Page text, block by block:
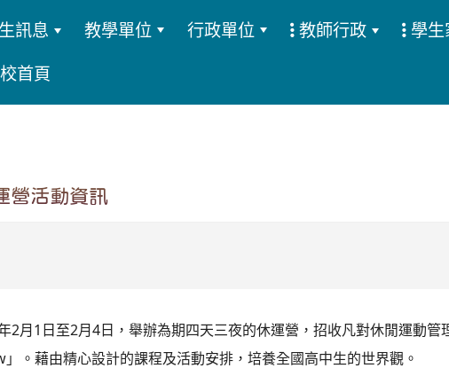
訊息 教學單位 行政單位 教師行政
學
首頁
營活動資訊
2月1日至2月4日，舉辦為期四天三夜的休運營，招收凡對休閒運動
。藉由精心設計的課程及活動安排，培養全國高中生的世界觀。